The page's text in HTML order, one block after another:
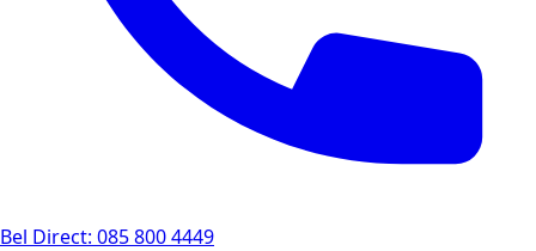
Bel Direct: 085 800 4449